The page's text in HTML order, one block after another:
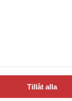
Tillåt alla
Med